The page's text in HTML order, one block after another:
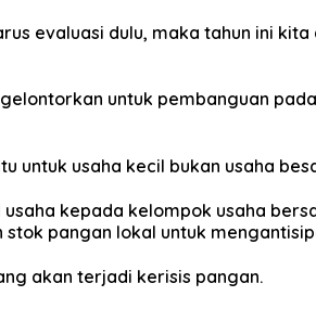
evaluasi dulu, maka tahun ini
untuk pembanguan
untuk usaha kecil bukan usaha
kepada kelompok usaha
pangan lokal untuk
akan terjadi kerisis pangan.